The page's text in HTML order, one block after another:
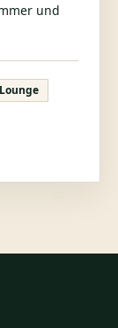
und
Lounge